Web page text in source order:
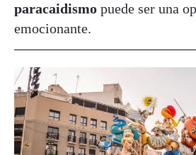
paracaidismo puede ser una
emocionante.